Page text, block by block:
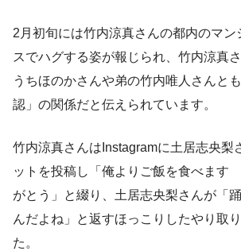
2月初旬には竹内涼真さんの都内のマン
スでハグする姿が報じられ、竹内涼真
うちほのかさんや弟の竹内唯人さんと
認」の関係だと伝えられています。
竹内涼真さんはInstagramに土居志央梨
ットを投稿し「俺よりご飯を食べます
がとう」と綴り、土居志央梨さんが「
んだよね」と返すほっこりしたやり取
た。